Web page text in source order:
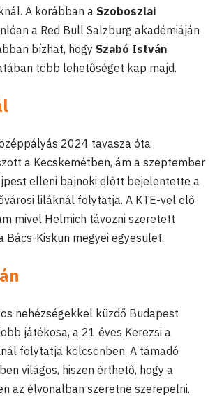
A korábban a Szoboszlai
a Red Bull Salzburg akadémiáján
bízhat, hogy Szabó István
több lehetőséget kap majd.
2024 tavasza óta
a Kecskemétben, ám a szeptember
elleni bajnoki előtt bejelentette a
liláknál folytatja. A KTE-vel elő
mivel Helmich távozni szeretett
Bács-Kiskun megyei egyesület.
nehézségekkel küzdő Budapest
játékosa, a 21 éves Kerezsi a
folytatja kölcsönben. A támadó
világos, hiszen érthető, hogy a
az élvonalban szeretne szerepelni.